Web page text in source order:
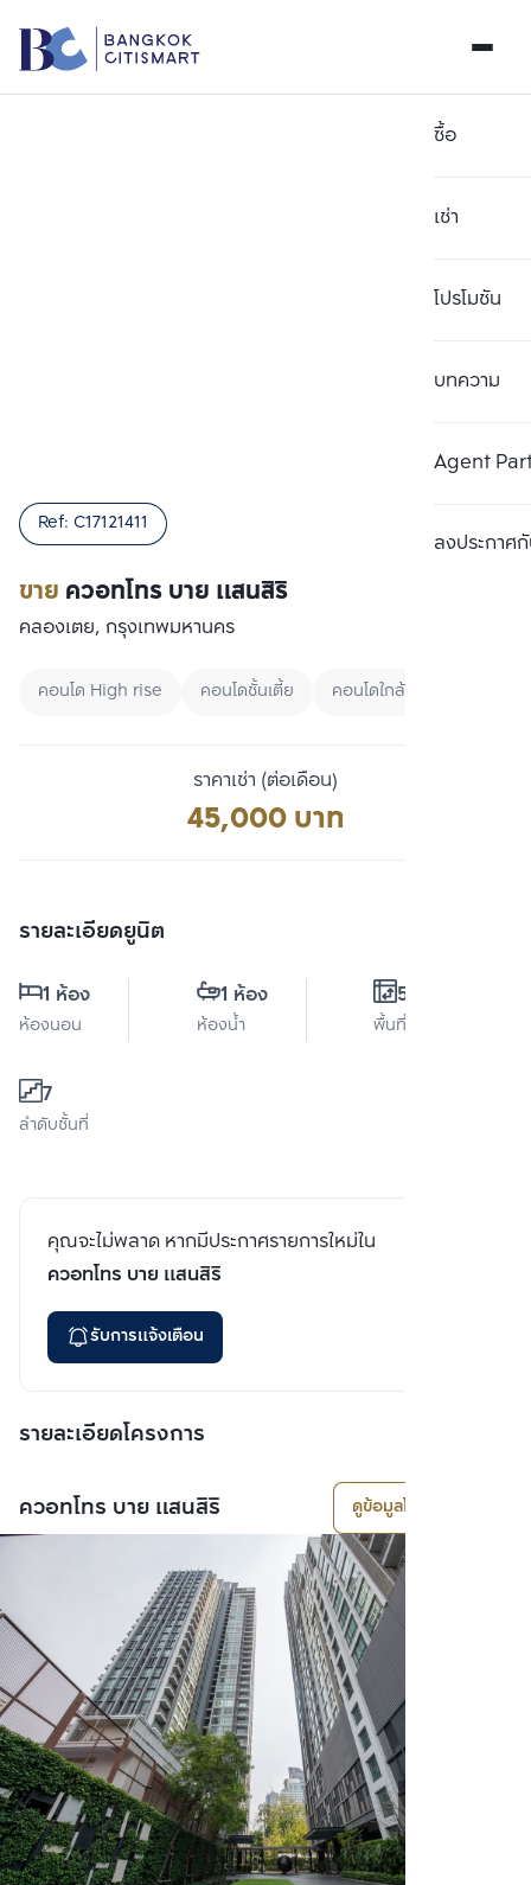
ซื้อ
เช่า
โปรโมชัน
บทความ
Agent
ลงประกาศกั
ขาย ควอทโทร บาย แสนสิริ
Ref: C17121411
คลองเตย, กรุงเทพมหานคร
คอนโด High rise คอนโดชั้นเตี้ย คอนโดใกล้ BTS
ราคาเช่า (ต่อเดือน)
45,000 บาท
รายละเอียดยูนิต
1 ห้อง
ห้องนอน
1 ห้อง
ห้องน้ำ
55 ตร.ม.
พื้นที่ใช้สอย
7
ลำดับชั้นที่
คุณจะไม่พลาด หากมีประกาศรายการใหม่ใน
ควอทโทร บาย แสนสิริ
รับการแจ้งเตือน
รายละเอียดโครงการ
ควอทโทร บาย แสนสิริ ดูข้อมูลโครงการ